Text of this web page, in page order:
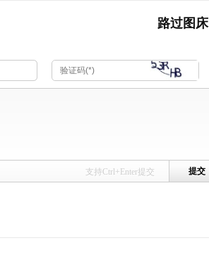
路过图床
支持Ctrl+Enter提交